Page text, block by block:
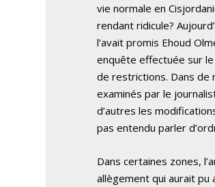
vie normale en
rendant ridicule?
l’avait promis Ehoud
enquête effectuée sur
de restrictions. Dans de
examinés par le
d’autres les
pas entendu parler
Dans certaines zones,
allègement qui aurait pu